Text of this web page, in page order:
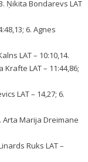
Ņikita Bondarevs LAT
6. Agnes
LAT – 10:10,14.
Krafte LAT – 11:44,86;
LAT – 14,27; 6.
Arta Marija Dreimane
Ruks LAT –